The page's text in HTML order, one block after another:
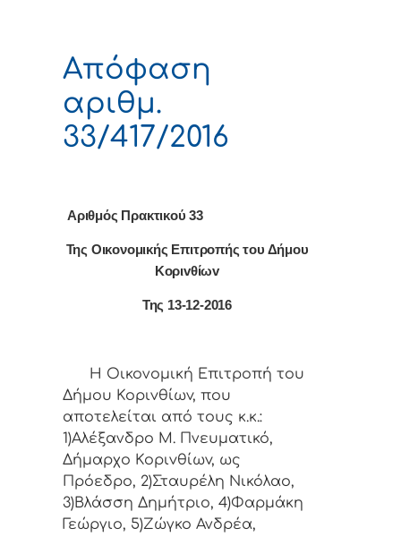
Απόφαση
αριθμ.
33/417/2016
Αριθμός Πρακτικού 33
Της Οικονομικής Επιτρoπής τoυ Δήμoυ
Κoριvθίωv
Της 13-12-2016
Η Οικονομική Επιτρoπή τoυ
Δήμoυ Κoριvθίωv, πoυ
απoτελείται από τoυς κ.κ.:
1)Αλέξανδρο Μ. Πνευματικό,
Δήμαρχo Κoριvθίωv, ως
Πρόεδρo, 2)Σταυρέλη Νικόλαο,
3)Βλάσση Δημήτριο, 4)Φαρμάκη
Γεώργιο, 5)Ζώγκο Ανδρέα,